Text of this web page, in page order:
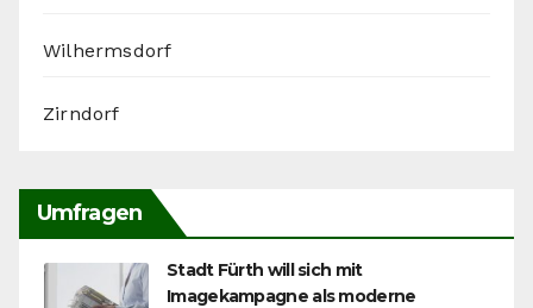
Wilhermsdorf
Zirndorf
Umfragen
Stadt Fürth will sich mit
Imagekampagne als moderne